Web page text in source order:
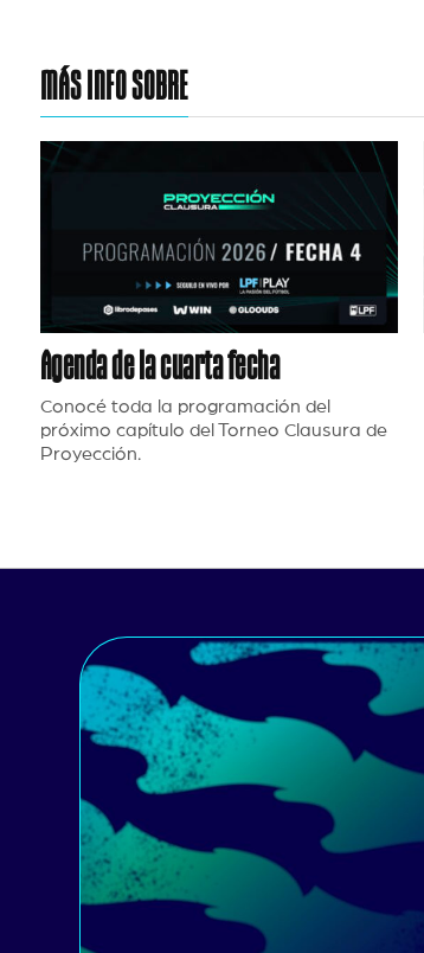
MÁS INFO SOBRE
Agenda de la cuarta fecha
Conocé toda la programación del
próximo capítulo del Torneo Clausura de
Proyección.